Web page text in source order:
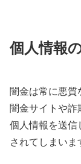
個人情報
闇金は常に悪質
闇金サイトや詐
個人情報を送信
されてしまいま